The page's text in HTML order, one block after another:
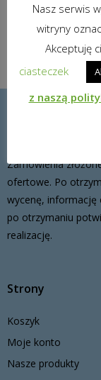
Nawigacja
wpisu
Multieducatio
Zamówienia
ofertowe. Po
wycenę, informację
po otrzymaniu
realizację.
Strony
Koszyk
Moje konto
Nasze produkty
Nasz serwis
witryny
Akceptuję
ciasteczek
z naszą